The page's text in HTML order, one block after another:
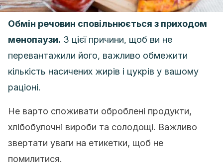
Обмін речовин сповільнюється з приходом
менопаузи. З цієї причини, щоб ви не
перевантажили його, важливо обмежити
кількість насичених жирів і цукрів у вашому
раціоні.
Не варто споживати оброблені продукти,
хлібобулочні вироби та солодощі. Важливо
звертати уваги на етикетки, щоб не
помилитися.